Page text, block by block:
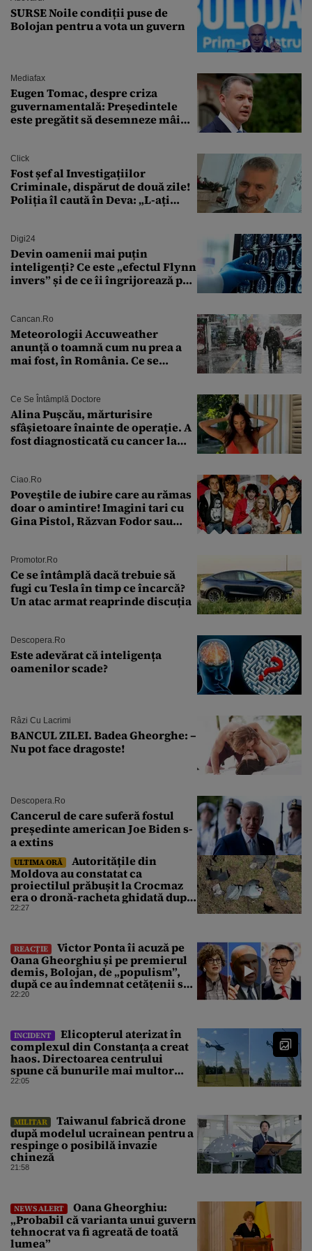
SURSE Noile condiții puse de
Bolojan pentru a vota un guvern
Mediafax
Eugen Tomac, despre criza
guvernamentală: Președintele
este pregătit să desemneze mâine
Click
Fost șef al Investigațiilor
Criminale, dispărut de două zile!
Poliția îl caută în Deva: „L-ați
Digi24
Devin oamenii mai puțin
inteligenți? Ce este „efectul Flynn
invers” și de ce îi îngrijorează pe
Cancan.ro
Meteorologii Accuweather
anunță o toamnă cum nu prea a
mai fost, în România. Ce se
București. Pe ce dată ninge
Ce Se Întâmplă Doctore
Alina Pușcău, mărturisire
sfâșietoare înainte de operație. A
fost diagnosticată cu cancer la
îmi salvez viața”
Ciao.ro
Poveştile de iubire care au rămas
doar o amintire! Imagini tari cu
Gina Pistol, Răzvan Fodor sau
Promotor.ro
Ce se întâmplă dacă trebuie să
fugi cu Tesla în timp ce încarcă?
Un atac armat reaprinde discuția
Descopera.ro
Este adevărat că inteligența
oamenilor scade?
Râzi Cu Lacrimi
BANCUL ZILEI. Badea Gheorghe: –
Nu pot face dragoste!
Descopera.ro
Cancerul de care suferă fostul
președinte american Joe Biden s-
a extins
ULTIMA ORĂ
Autoritățile din
Moldova au constatat ca
proiectilul prăbușit la Crocmaz
era o dronă-racheta ghidată după
finalizarea primei investigații
22:27
REACȚIE
Victor Ponta îi acuză pe
Oana Gheorghiu și pe premierul
demis, Bolojan, de „populism”,
după ce au îndemnat cetățenii să
reducă consumul energetic
22:20
INCIDENT
Elicopterul aterizat în
complexul din Constanța a creat
haos. Directoarea centrului
spune că bunurile mai multor
clienți ar fi dispărut
22:05
MILITAR
⁠Taiwanul fabrică drone
după modelul ucrainean pentru a
respinge o posibilă invazie
chineză
21:58
NEWS ALERT
Oana Gheorghiu:
„Probabil că varianta unui guvern
tehnocrat va fi agreată de toată
lumea”